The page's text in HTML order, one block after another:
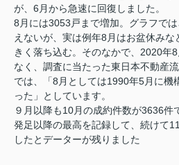
が、6月から急速に回復しました。
8月には3053戸まで増加。グラフで
えないが、実は例年8月はお盆休み
きく落ち込む。そのなかで、2020年
なく、調査に当たった東日本不動産
では、「8月としては1990年5月に機
った」としています。
９月以降も10月の成約件数が3636件
発足以降の最高を記録して、続けて
したとデーターが残りました